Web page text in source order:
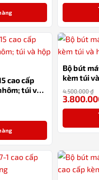
cao cấp
túi và
Bộ bút
kèm túi
4.500.000₫